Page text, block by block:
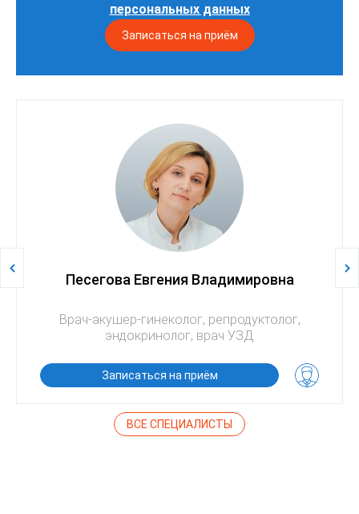
персональных данных
Песегова Евгения Владимировна
Врач-акушер-гинеколог, репродуктолог,
эндокринолог, врач УЗД
Записаться на приём
ВСЕ СПЕЦИАЛИСТЫ